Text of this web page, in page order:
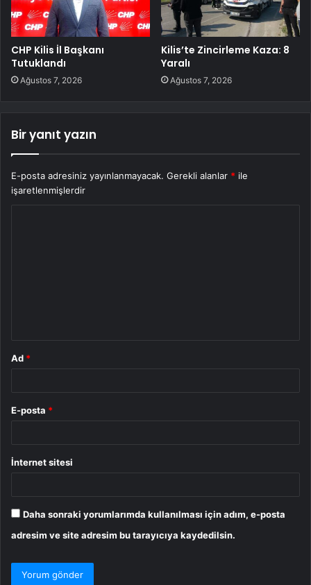
CHP Kilis İl Başkanı
Tutuklandı
Ağustos 7, 2026
Kilis’te Zincirleme Kaza: 8
Yaralı
Ağustos 7, 2026
Bir yanıt yazın
E-posta adresiniz yayınlanmayacak. Gerekli alanlar * ile
işaretlenmişlerdir
Ad *
E-posta *
İnternet sitesi
Daha sonraki yorumlarımda kullanılması için adım, e-posta
adresim ve site adresim bu tarayıcıya kaydedilsin.